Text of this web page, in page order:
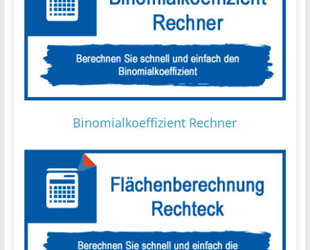
Binomialkoeffizient Rechner